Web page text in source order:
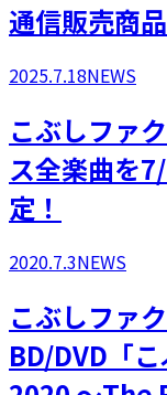
通信販売商
2025.7.18NEWS
こぶしファ
ス全楽曲を
定！
2020.7.3NEWS
こぶしファ
BD/DVD「